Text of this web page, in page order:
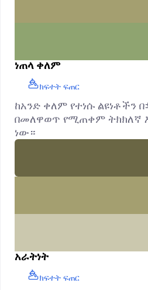
ነጠላ ቀለም
ክፍተት ፍጠር
ከአንድ ቀለም የተነሱ ልዩነቶችን
በመለዋወጥ የሚጠቀም ትክክለኛ
ነው።
አራትነት
ክፍተት ፍጠር